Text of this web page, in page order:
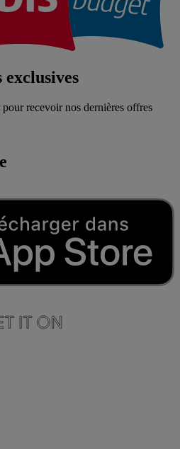
exclusives
recevoir nos dernières offres